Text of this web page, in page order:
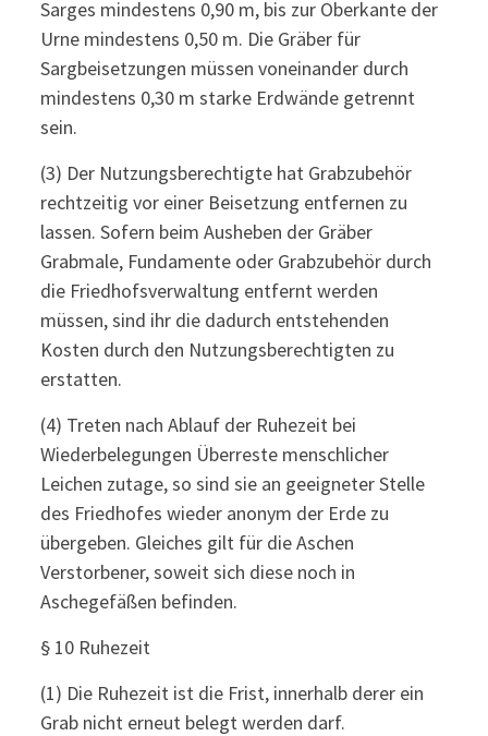
Sarges mindestens 0,90 m, bis zur Oberkante der
Urne mindestens 0,50 m. Die Gräber für
Sargbeisetzungen müssen voneinander durch
mindestens 0,30 m starke Erdwände getrennt
sein.
(3) Der Nutzungsberechtigte hat Grabzubehör
rechtzeitig vor einer Beisetzung entfernen zu
lassen. Sofern beim Ausheben der Gräber
Grabmale, Fundamente oder Grabzubehör durch
die Friedhofsverwaltung entfernt werden
müssen, sind ihr die dadurch entstehenden
Kosten durch den Nutzungsberechtigten zu
erstatten.
(4) Treten nach Ablauf der Ruhezeit bei
Wiederbelegungen Überreste menschlicher
Leichen zutage, so sind sie an geeigneter Stelle
des Friedhofes wieder anonym der Erde zu
übergeben. Gleiches gilt für die Aschen
Verstorbener, soweit sich diese noch in
Aschegefäßen befinden.
§ 10 Ruhezeit
(1) Die Ruhezeit ist die Frist, innerhalb derer ein
Grab nicht erneut belegt werden darf.